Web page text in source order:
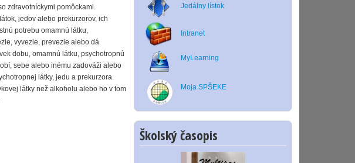
zdravotníckymi pomôckami.
jedov alebo prekurzorov, ich
potrebu omamnú látku,
vyvezie, prevezie alebo dá
dobu, omamnú látku, psychotropnú
sebe alebo inému zadováži alebo
látky, jedu a prekurzora.
látky než alkoholu alebo ho v tom
Jedálny lístok
Intranet
MyLearning
Moja SPŠEKE
Školský časopis